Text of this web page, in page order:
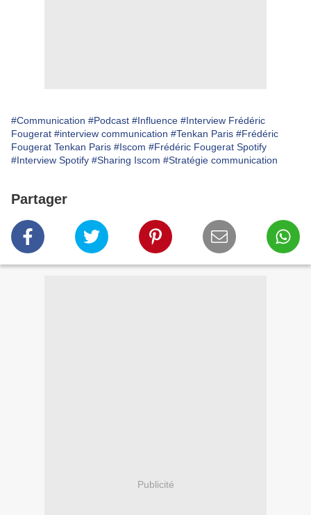
#Communication #Podcast #Influence #Interview Frédéric
Fougerat #interview communication #Tenkan Paris #Frédéric
Fougerat Tenkan Paris #Iscom #Frédéric Fougerat Spotify
#Interview Spotify #Sharing Iscom #Stratégie communication
Partager
Publicité